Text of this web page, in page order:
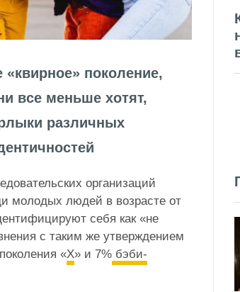
поколение,
все меньше хотят,
различных
организаций
молодых людей в возрасте от
себя как «не
с таким же утверждением
«X» и 7% бэби-